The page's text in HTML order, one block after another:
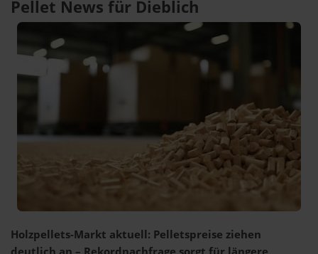
Pellet News für Dieblich
Holzpellets-Markt aktuell: Pelletspreise ziehen